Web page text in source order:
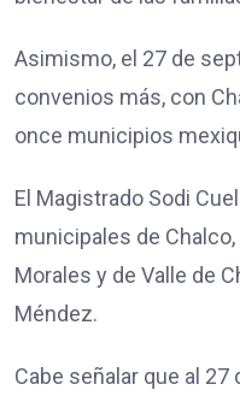
Asimismo, el 27 de
convenios más, con
once municipios
El Magistrado Sodi
municipales de
Morales y de Valle de
Méndez.
Cabe señalar que al